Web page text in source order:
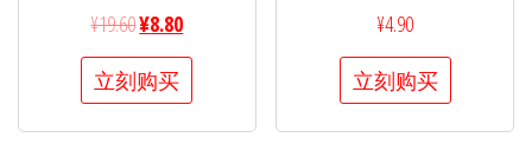
¥19.60¥8.80
立刻购买
¥4.90
立刻购买